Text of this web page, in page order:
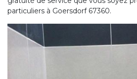
particuliers à Goersdorf 67360.